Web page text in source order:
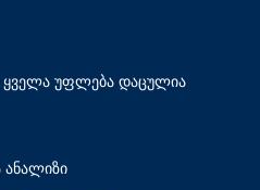
ყველა უფლება დაცულია
ანალიზი